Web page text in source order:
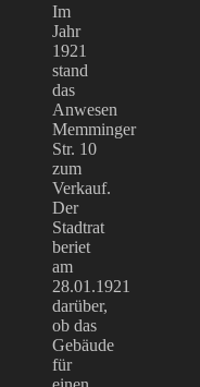
Im
Jahr
1921
stand
das
Anwesen
Memminger
Str. 10
zum
Verkauf.
Der
Stadtrat
beriet
am
28.01.1921
darüber,
ob das
Gebäude
für